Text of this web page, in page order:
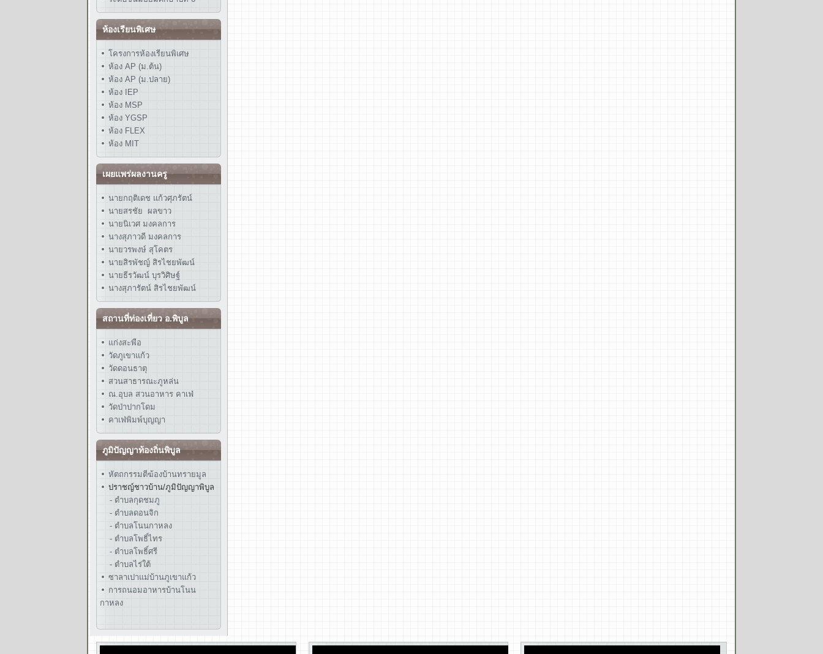
ห้องเรียนพิเศษ
โครงการห้องเรียนพิเศษ
ห้อง AP (ม.ต้น)
ห้อง AP (ม.ปลาย)
ห้อง IEP
ห้อง MSP
ห้อง YGSP
ห้อง FLEX
ห้อง MIT
เผยแพร่ผลงานครู
นายกฤติเดช แก้วศุภรัตน์
นายสรชัย ผลขาว
นายนิเวศ มงคลการ
นางสุภาวดี มงคลการ
นายวรพงษ์ สุโคตร
นายสิรพัชญ์ สิรไชยพัฒน์
นายธีรวัฒน์ บุรวิศิษฐ์
นางสุภารัตน์ สิรไชยพัฒน์
สถานที่ท่องเที่ยว อ.พิบูล
แก่งสะพือ
วัดภูเขาแก้ว
วัดดอนธาตุ
สวนสาธารณะภูหล่น
ณ.อุบล สวนอาหาร คาเฟ่
วัดป่าปากโดม
คาเฟ่พิมพ์บุญญา
ภูมิปัญญาท้องถิ่นพิบูล
หัตถกรรมตีฆ้องบ้านทรายมูล
ปราชญ์ชาวบ้าน/ภูมิปัญญาพิบูล
- ตำบลกุดชมภู
- ตำบลดอนจิก
- ตำบลโนนกาหลง
- ตำบลโพธิ์ไทร
- ตำบลโพธิ์ศรี
- ตำบลไร่ใต้
ซาลาเปาแม่บ้านภูเขาแก้ว
การถนอมอาหารบ้านโนน
กาหลง